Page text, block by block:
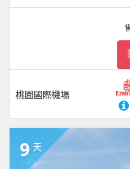
桃園國際機場
9 天